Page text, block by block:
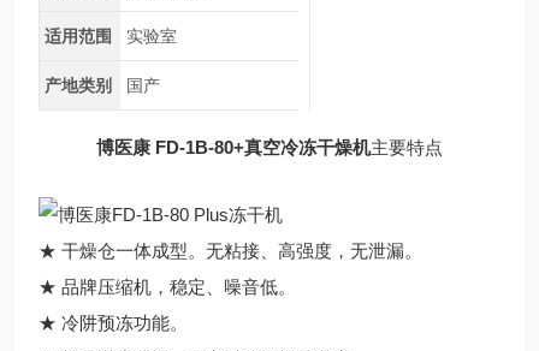
适用范围 实验室
产地类别 国产
博医康 FD-1B-80+真空冷冻干燥机主要特点
★ 干燥仓一体成型。无粘接、高强度，无泄漏。
★ 品牌压缩机，稳定、噪音低。
★ 冷阱预冻功能。